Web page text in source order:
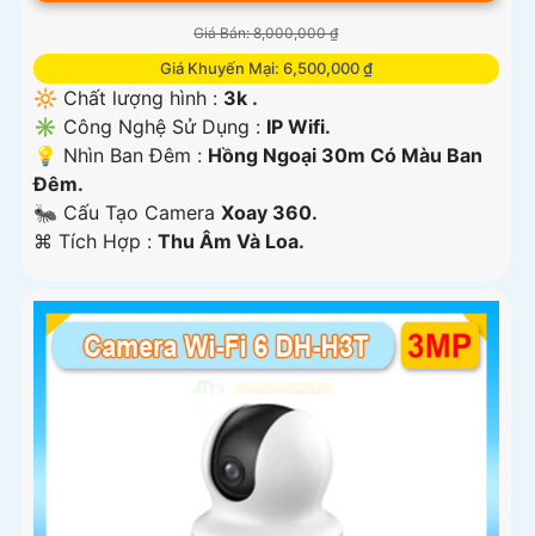
Giá Bán: 8,000,000 ₫
Giá Khuyến Mại: 6,500,000 ₫
🔆 Chất lượng hình : 3k .
✳️ Công Nghệ Sử Dụng : IP Wifi.
💡 Nhìn Ban Đêm : Hồng Ngoại 30m Có Màu Ban
Ðêm.
🐜 Cấu Tạo Camera Xoay 360.
️⌘ Tích Hợp : Thu Âm Và Loa.